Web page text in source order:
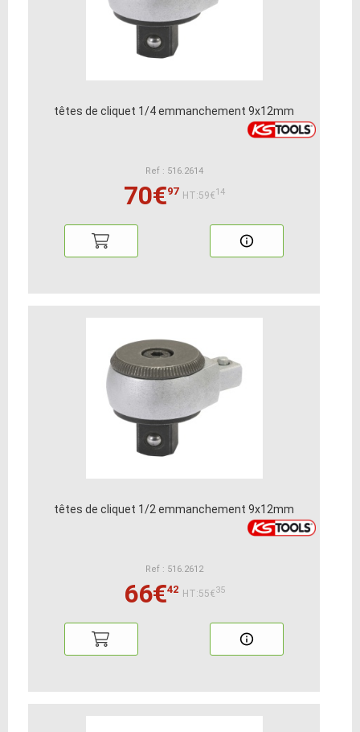
têtes de cliquet 1/4 emmanchement 9x12mm
Ref : 516.2614
70€97 HT:59€14
têtes de cliquet 1/2 emmanchement 9x12mm
Ref : 516.2612
66€42 HT:55€35